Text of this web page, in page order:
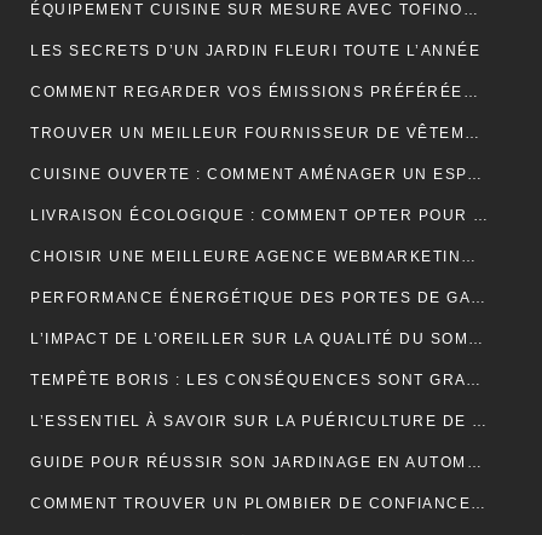
ÉQUIPEMENT CUISINE SUR MESURE AVEC TOFINOX MAROC
LES SECRETS D’UN JARDIN FLEURI TOUTE L’ANNÉE
COMMENT REGARDER VOS ÉMISSIONS PRÉFÉRÉES PARTOUT EN FRANCE ?
TROUVER UN MEILLEUR FOURNISSEUR DE VÊTEMENTS TENDANCES POUR VOTRE BOUTIQUE
CUISINE OUVERTE : COMMENT AMÉNAGER UN ESPACE CONVIVIAL ET FONCTIONNEL ?
LIVRAISON ÉCOLOGIQUE : COMMENT OPTER POUR DES SOLUTIONS DE LIVRAISON DURABLES POUR VOS ACHATS EN LIGNE
CHOISIR UNE MEILLEURE AGENCE WEBMARKETING À TOULOUSE : 4 CRITÈRES À CONSIDÉRER
PERFORMANCE ÉNERGÉTIQUE DES PORTES DE GARAGE ENROULABLES : ALUMINIUM, PVC OU ACIER ?
L’IMPACT DE L’OREILLER SUR LA QUALITÉ DU SOMMEIL : CE QUE VOUS DEVEZ SAVOIR POUR OPTIMISER VOTRE REPOS
TEMPÊTE BORIS : LES CONSÉQUENCES SONT GRAVES DANS CERTAINS PAYS EUROPÉENS
L’ESSENTIEL À SAVOIR SUR LA PUÉRICULTURE DE L’ENFANT
GUIDE POUR RÉUSSIR SON JARDINAGE EN AUTOMNE
COMMENT TROUVER UN PLOMBIER DE CONFIANCE À BORDEAUX ?